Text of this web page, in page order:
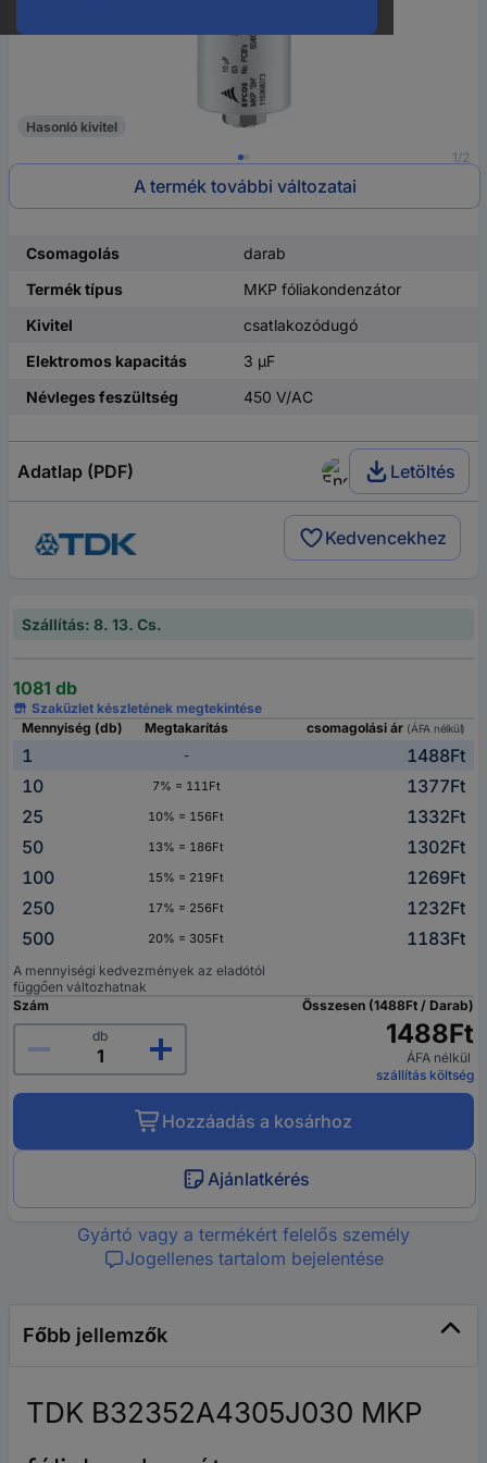
1/2
Hasonló kivitel
A termék további változatai
Csomagolás
darab
Termék típus
MKP fóliakondenzátor
Kivitel
csatlakozódugó
Elektromos kapacitás
3 µF
Névleges feszültség
450 V/AC
Adatlap (PDF) Letöltés
Kedvencekhez
Szállítás: 8. 13. Cs.
1081 db
Szaküzlet készletének megtekintése
Mennyiség (db)
Megtakarítás csomagolási ár (ÁFA nélkül)
1 -
1488Ft
10
7% = 111Ft
1377Ft
25
10% = 156Ft
1332Ft
50
13% = 186Ft
1302Ft
100
15% = 219Ft
1269Ft
250
17% = 256Ft
1232Ft
500
20% = 305Ft 1183Ft
A mennyiségi kedvezmények az eladótól
függően változhatnak
Szám
db
Összesen (1488Ft / Darab)
1488Ft
ÁFA nélkül
szállítás költség
Hozzáadás a kosárhoz
Ajánlatkérés
Gyártó vagy a termékért felelős személy
Jogellenes tartalom bejelentése
Főbb jellemzők
TDK B32352A4305J030 MKP